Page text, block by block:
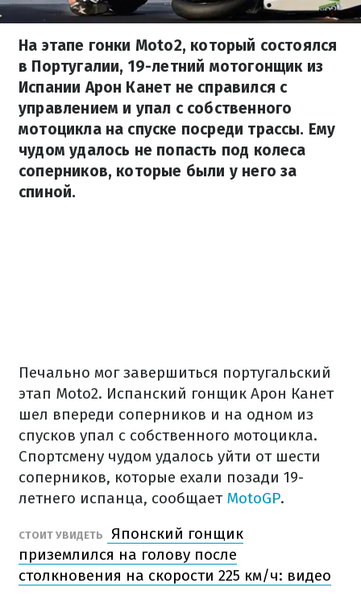
На этапе гонки Moto2, который состоялся
в Португалии, 19-летний мотогонщик из
Испании Арон Канет не справился с
управлением и упал с собственного
мотоцикла на спуске посреди трассы. Ему
чудом удалось не попасть под колеса
соперников, которые были у него за
спиной.
Печально мог завершиться португальский
этап Moto2. Испанский гонщик Арон Канет
шел впереди соперников и на одном из
спусков упал с собственного мотоцикла.
Спортсмену чудом удалось уйти от шести
соперников, которые ехали позади 19-
летнего испанца, сообщает MotoGP.
СТОИТ УВИДЕТЬ
Японский гонщик
приземлился на голову после
столкновения на скорости 225 км/ч: видео